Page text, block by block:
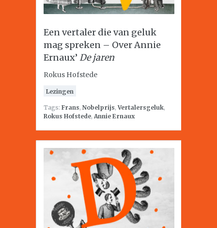
Een vertaler die van geluk
mag spreken – Over Annie
Ernaux’ De jaren
Rokus Hofstede
Lezingen
Tags: Frans, Nobelprijs,Vertalersgeluk,
Rokus Hofstede, Annie Ernaux